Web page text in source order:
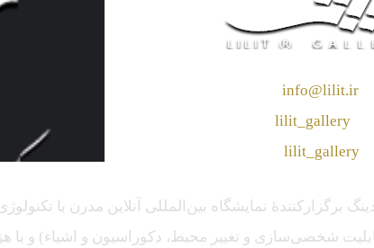
info@lilit.ir
lilit_gallery
lilit_gallery
برگزارکنندهٔ نمایشگاه بین‌المللی آنلاین مدرن
شخصی‌سازی و تغییر محیط، دکوراسیون و اشیاء) و با